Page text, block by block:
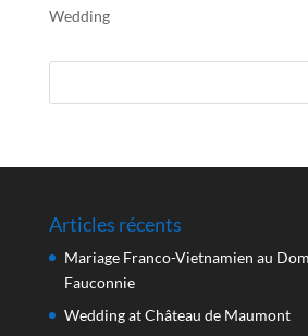
Wedding
Articles récents
Mariage Franco-Vietnamien au
Fauconnie
Wedding at Château de Maumont